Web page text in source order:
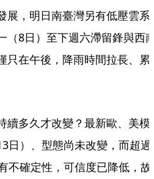
展，明日南臺灣另有低壓雲系
（8日）至下週六滯留鋒與西
只在午後，降雨時間拉長、累
續多久才改變？最新歐、美模
日）、型態尚未改變，而超過
不確定性，可信度已降低，故